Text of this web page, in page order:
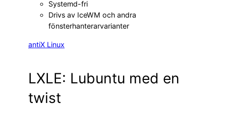
Systemd-fri
Drivs av IceWM och andra
fönsterhanterarvarianter
antiX Linux
LXLE: Lubuntu med en
twist